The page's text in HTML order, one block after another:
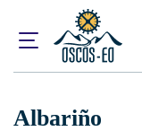
Que visiter ?
Albariño